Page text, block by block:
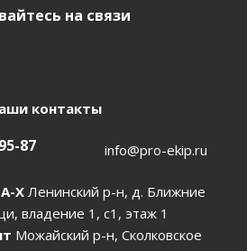
на связи
контакты
87 info@pro-ekip.ru
ХЛенинский р-н, д. Ближние
владение 1, с1, этаж 1
Можайский р-н, Сколковское